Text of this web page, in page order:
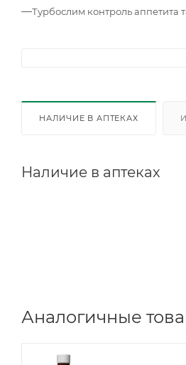
—Турбослим контроль аппетита
НАЛИЧИЕ В АПТЕКАХ
Наличие в аптеках
Аналогичные